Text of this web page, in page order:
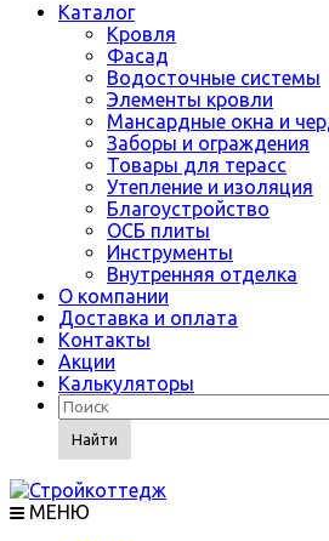
Каталог
Кровля
Фасад
Водосточные системы
Элементы кровли
Мансардные окна и
Заборы и ограждения
Товары для терасс
Утепление и изоляция
Благоустройство
ОСБ плиты
Инструменты
Внутренняя отделка
О компании
Доставка и оплата
Контакты
Акции
Калькуляторы
Найти
МЕНЮ